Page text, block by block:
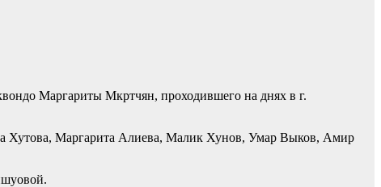
Маргариты Мкртчян, проходившего на днях в г.
Хутова, Маргарита Алиева, Малик Хунов, Умар Выков, Амир